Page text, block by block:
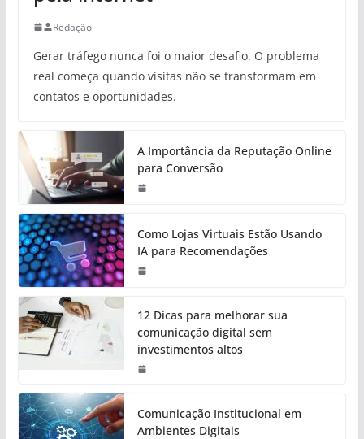
Redação
Gerar tráfego nunca foi o maior desafio. O problema
real começa quando visitas não se transformam em
contatos e oportunidades.
A Importância da Reputação Online
para Conversão
Como Lojas Virtuais Estão Usando
IA para Recomendações
12 Dicas para melhorar sua
comunicação digital sem
investimentos altos
Comunicação Institucional em
Ambientes Digitais